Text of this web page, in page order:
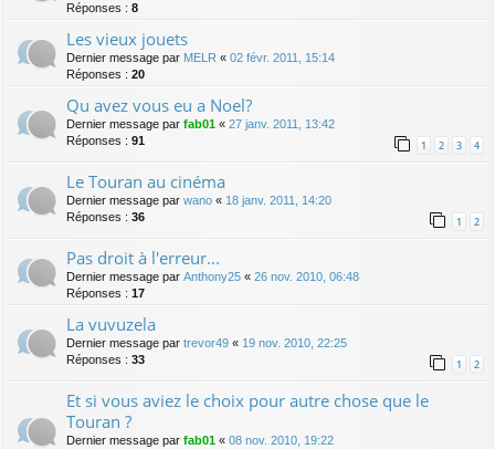
Réponses : 8
Les vieux jouets
Dernier message par MELR « 02 févr. 2011, 15:14
Réponses : 20
Qu avez vous eu a Noel?
Dernier message par fab01 « 27 janv. 2011, 13:42
Réponses : 91 1 2 3 4
Le Touran au cinéma
Dernier message par wano « 18 janv. 2011, 14:20
Réponses : 36 1 2
Pas droit à l'erreur...
Dernier message par Anthony25 « 26 nov. 2010, 06:48
Réponses : 17
La vuvuzela
Dernier message par trevor49 « 19 nov. 2010, 22:25
Réponses : 33 1 2
Et si vous aviez le choix pour autre chose que le
Touran ?
Dernier message par fab01 « 08 nov. 2010, 19:22